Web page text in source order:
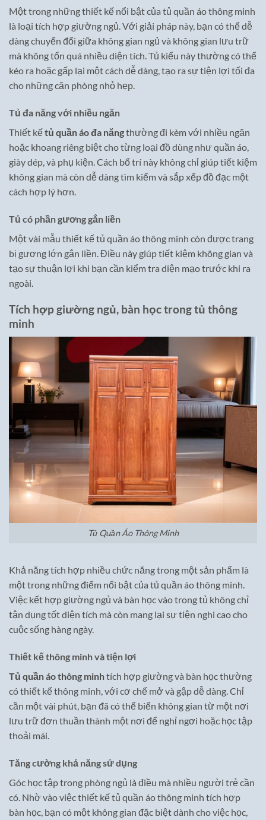
Một trong những thiết kế nổi bật của tủ quần áo thông minh
là loại tích hợp giường ngủ. Với giải pháp này, bạn có thể dễ
dàng chuyển đổi giữa không gian ngủ và không gian lưu trữ
mà không tốn quá nhiều diện tích. Tủ kiểu này thường có thể
kéo ra hoặc gấp lại một cách dễ dàng, tạo ra sự tiện lợi tối đa
cho những căn phòng nhỏ hẹp.
Tủ đa năng với nhiều ngăn
Thiết kếtủ quần áo đa năngthường đi kèm với nhiều ngăn
hoặc khoang riêng biệt cho từng loại đồ dùng như quần áo,
giày dép, và phụ kiện. Cách bố trí này không chỉ giúp tiết kiệm
không gian mà còn dễ dàng tìm kiếm và sắp xếp đồ đạc một
cách hợp lý hơn.
Tủ có phần gương gắn liền
Một vài mẫu thiết kế tủ quần áo thông minh còn được trang
bị gương lớn gắn liền. Điều này giúp tiết kiệm không gian và
tạo sự thuận lợi khi bạn cần kiểm tra diện mạo trước khi ra
ngoài.
Tích hợp giường ngủ, bàn học trong tủ thông
minh
Tủ Quần Áo Thông Minh
Khả năng tích hợp nhiều chức năng trong một sản phẩm là
một trong những điểm nổi bật của tủ quần áo thông minh.
Việc kết hợp giường ngủ và bàn học vào trong tủ không chỉ
tận dụng tốt diện tích mà còn mang lại sự tiện nghi cao cho
cuộc sống hàng ngày.
Thiết kế thông minh và tiện lợi
Tủ quần áo thông minhtích hợp giường và bàn học thường
có thiết kế thông minh, với cơ chế mở và gập dễ dàng. Chỉ
cần một vài phút, bạn đã có thể biến không gian từ một nơi
lưu trữ đơn thuần thành một nơi để nghỉ ngơi hoặc học tập
thoải mái.
Tăng cường khả năng sử dụng
Góc học tập trong phòng ngủ là điều mà nhiều người trẻ cần
có. Nhờ vào việc thiết kế tủ quần áo thông minh tích hợp
bàn học, bạn có một không gian đặc biệt dành cho việc học,